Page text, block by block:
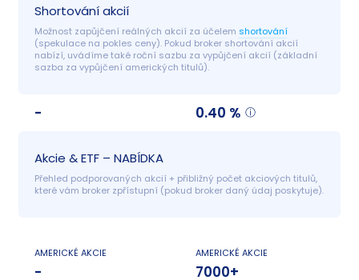
Shortování akcií
Možnost zapůjčení reálných akcií za účelem shortování
(spekulace na pokles ceny). Pokud broker shortování akcií
nabízí, uvádíme také roční sazbu za vypůjčení akcií (základní
sazba za vypůjčení amerických titulů).
- 0.40 %
Akcie & ETF – NABÍDKA
Přehled podporovaných akcií + přibližný počet akciových titulů,
které vám broker zpřístupní (pokud broker daný údaj poskytuje).
AMERICKÉ AKCIE
-
AMERICKÉ AKCIE
7000+